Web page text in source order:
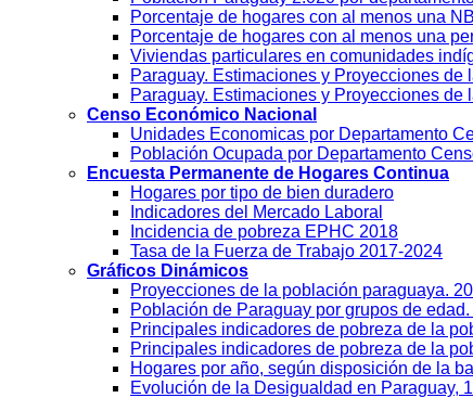
Porcentaje de hogares con al menos una
Porcentaje de hogares con al menos una
Viviendas particulares en comunidades
Paraguay. Estimaciones y Proyecciones
Paraguay. Estimaciones y Proyecciones
Censo Económico Nacional
Unidades Economicas por Departamento
Población Ocupada por Departamento
Encuesta Permanente de Hogares Continua
Hogares por tipo de bien duradero
Indicadores del Mercado Laboral
Incidencia de pobreza EPHC 2018
Tasa de la Fuerza de Trabajo 2017-2024
Gráficos Dinámicos
Proyecciones de la población paraguaya.
Población de Paraguay por grupos de
Principales indicadores de pobreza de la
Principales indicadores de pobreza de la
Hogares por año, según disposición de la
Evolución de la Desigualdad en Paraguay,